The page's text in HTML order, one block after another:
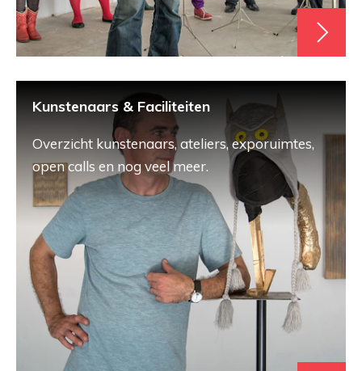
Kunstenaars & Faciliteiten
Overzicht kunstenaars, ateliers, exporuimtes,
open calls en nog veel meer.